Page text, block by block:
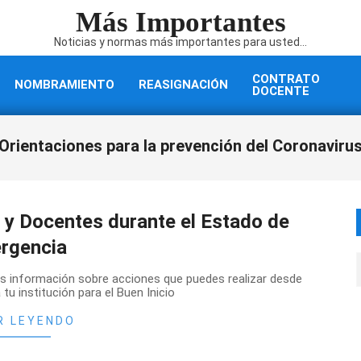
Más Importantes
Noticias y normas más importantes para usted...
NOMBRAMIENTO REASIGNACIÓN
CONTRATO
DOCENTE
para la prevención del
Docentes durante el Estado de
sobre acciones que puedes realizar desde
institución para el Buen Inicio
LEYENDO